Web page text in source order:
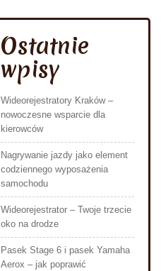
Ostatnie
wpisy
Wideorejestratory Kraków –
nowoczesne wsparcie dla
kierowców
Nagrywanie jazdy jako element
codziennego wyposażenia
samochodu
Wideorejestrator – Twoje trzecie
oko na drodze
Pasek Stage 6 i pasek Yamaha
Aerox – jak poprawić